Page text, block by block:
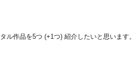
ル作品を5つ (+1つ) 紹介したいと思います。